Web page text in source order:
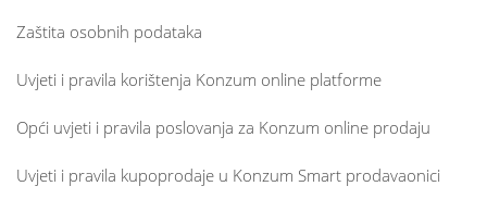
Zaštita osobnih podataka
Uvjeti i pravila korištenja Konzum online platforme
Opći uvjeti i pravila poslovanja za Konzum online prodaju
Uvjeti i pravila kupoprodaje u Konzum Smart prodavaonici